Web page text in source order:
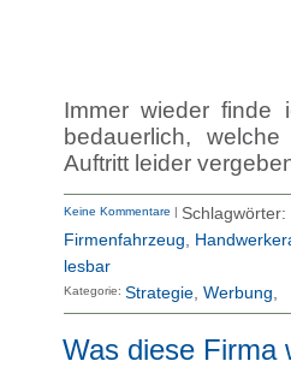
Immer wieder finde
bedauerlich,
Auftritt leider
Keine Kommentare |
Firmenfahrzeug,
lesbar
Kategorie: Strategie Werbung
Was diese Firma